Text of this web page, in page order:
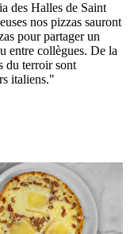
des Halles de Saint
nos pizzas sauront
pour partager un
entre collègues. De la
du terroir sont
italiens."